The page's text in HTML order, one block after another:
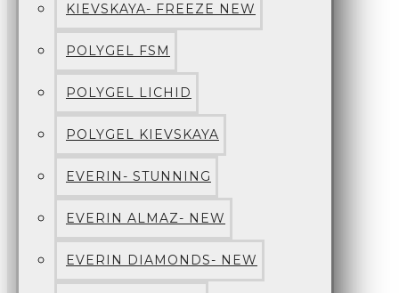
KIEVSKAYA- FREEZE NEW
POLYGEL FSM
POLYGEL LICHID
POLYGEL KIEVSKAYA
EVERIN- STUNNING
EVERIN ALMAZ- NEW
EVERIN DIAMONDS- NEW